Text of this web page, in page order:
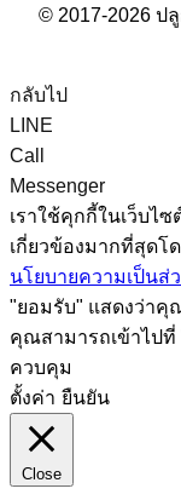
© 2017-2026 ป
กลับไป
LINE
Call
Messenger
เราใช้คุกกี้ในเว็บไ
เกี่ยวข้องมากที่สุดโ
นโยบายความเป็นส่
"ยอมรับ" แสดงว่าคุ
คุณสามารถเข้าไป
ควบคุม
ตั้งค่า ยืนยัน
Close